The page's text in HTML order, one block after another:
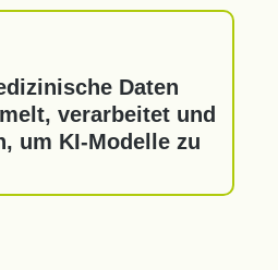
Daten
verarbeitet und
um KI-Modelle zu